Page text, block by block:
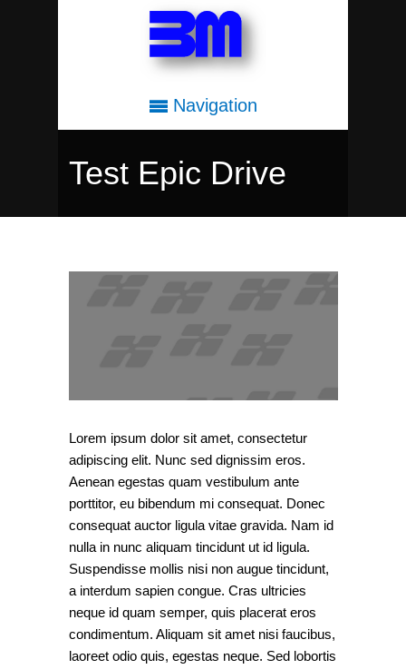
Navigation
Test Epic Drive
Lorem ipsum dolor sit amet, consectetur
adipiscing elit. Nunc sed dignissim eros.
Aenean egestas quam vestibulum ante
porttitor, eu bibendum mi consequat. Donec
consequat auctor ligula vitae gravida. Nam id
nulla in nunc aliquam tincidunt ut id ligula.
Suspendisse mollis nisi non augue tincidunt,
a interdum sapien congue. Cras ultricies
neque id quam semper, quis placerat eros
condimentum. Aliquam sit amet nisi faucibus,
laoreet odio quis, egestas neque. Sed lobortis